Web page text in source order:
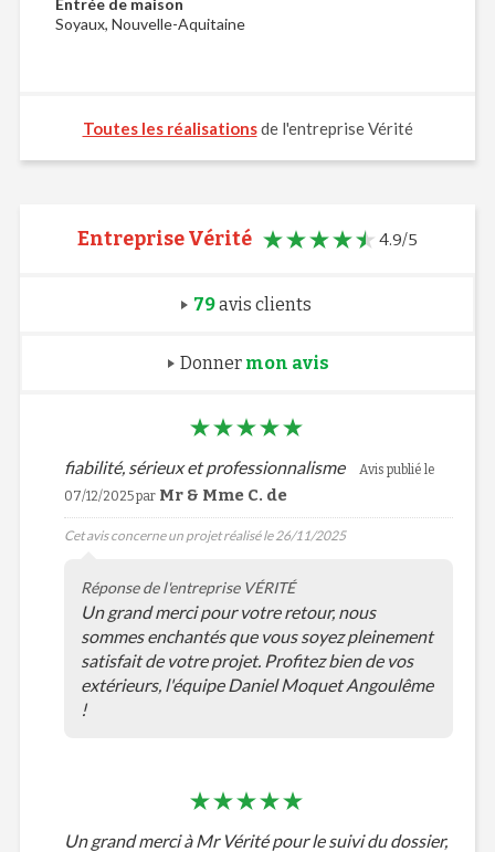
Entrée de maison
Soyaux, Nouvelle-Aquitaine
Toutes les réalisationsde l'entreprise Vérité
Entreprise Vérité 4.9/5
79avis clients
Donner mon avis
fiabilité, sérieux et professionnalisme
Avis publié le
07/12/2025 par Mr & Mme C. de
Cet avis concerne un projet réalisé le 26/11/2025
Réponse de l'entreprise VÉRITÉ
Un grand merci pour votre retour, nous
sommes enchantés que vous soyez pleinement
satisfait de votre projet. Profitez bien de vos
extérieurs, l'équipe Daniel Moquet Angoulême
!
Un grand merci à Mr Vérité pour le suivi du dossier,